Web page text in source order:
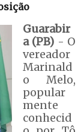
Guarabir
a (PB) - O
vereador
Marinald
o Melo,
popular
mente
conhecid